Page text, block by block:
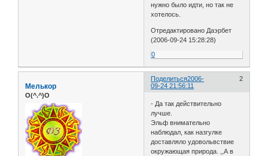
нужно было идти, но так не
хотелось.
Отредактировано Даэрбет
(2006-09-24 15:28:28)
0
Поделиться 2
2006-
09-24 21:56:11
Мелькор
O(^.^)O
- Да так действительно
лучше.
Эльф внимательно
наблюдал, как назгулке
доставляло удовольвствие
окружающая природа. ,,А в